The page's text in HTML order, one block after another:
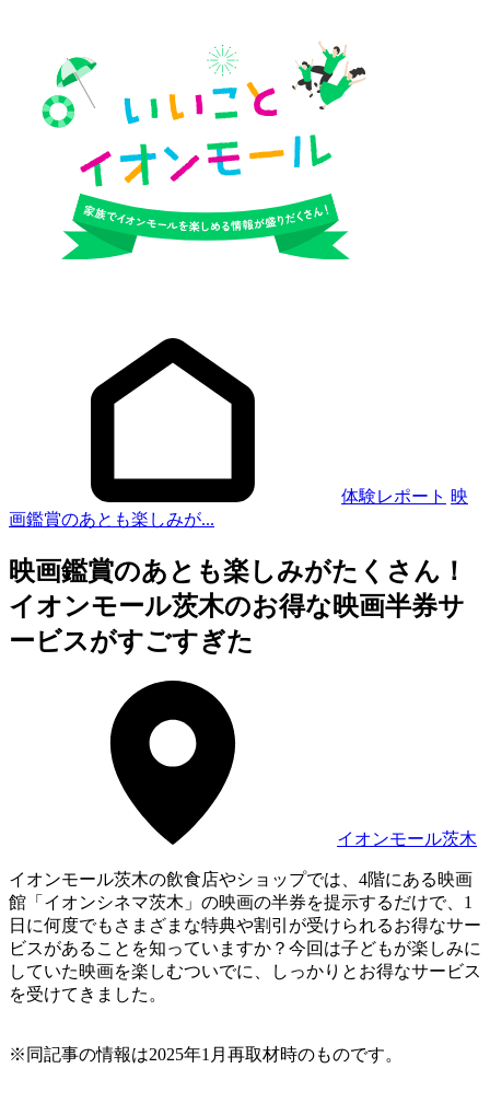
体験レポート 映
画鑑賞のあとも楽しみが...
映画鑑賞のあとも楽しみがたくさん！
イオンモール茨木のお得な映画半券サ
ービスがすごすぎた
イオンモール茨木
イオンモール茨木の飲食店やショップでは、4階にある映画
館「イオンシネマ茨木」の映画の半券を提示するだけで、1
日に何度でもさまざまな特典や割引が受けられるお得なサー
ビスがあることを知っていますか？今回は子どもが楽しみに
していた映画を楽しむついでに、しっかりとお得なサービス
を受けてきました。
※同記事の情報は2025年1月再取材時のものです。